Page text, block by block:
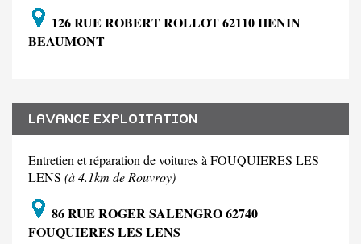
126 RUE ROBERT ROLLOT 62110 HENIN
BEAUMONT
LAVANCE EXPLOITATION
Entretien et réparation de voitures à FOUQUIERES LES
LENS (à 4.1km de Rouvroy)
86 RUE ROGER SALENGRO 62740
FOUQUIERES LES LENS